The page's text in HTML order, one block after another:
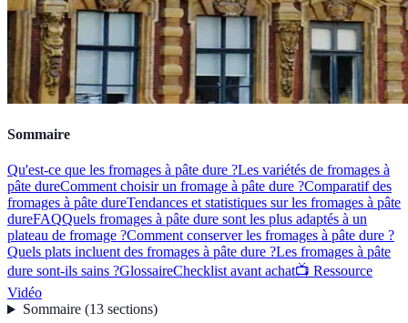
Sommaire
Qu'est-ce que les fromages à pâte dure ?Les variétés de fromages à
pâte dureComment choisir un fromage à pâte dure ?Comparatif des
fromages à pâte dureTendances et statistiques sur les fromages à pâte
dureFAQQuels fromages à pâte dure sont les plus adaptés à un
plateau de fromage ?Comment conserver les fromages à pâte dure ?
Quels plats incluent des fromages à pâte dure ?Les fromages à pâte
dure sont-ils sains ?GlossaireChecklist avant achat📺 Ressource
Vidéo
Sommaire(13 sections)